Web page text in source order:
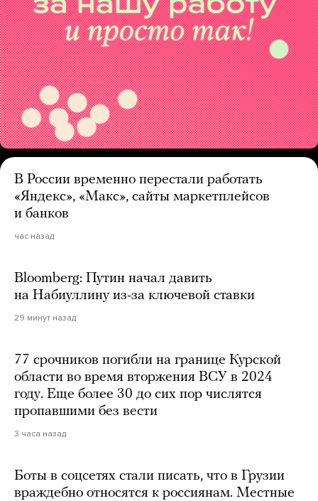
В России временно перестали работать
«Яндекс», «Макс», сайты маркетплейсов
и банков
час назад
Bloomberg: Путин начал давить
на Набиуллину из-за ключевой ставки
29 минут назад
77 срочников погибли на границе Курской
области во время вторжения ВСУ в 2024
году. Еще более 30 до сих пор числятся
пропавшими без вести
3 часа назад
Боты в соцсетях стали писать, что в Грузии
враждебно относятся к россиянам. Местные